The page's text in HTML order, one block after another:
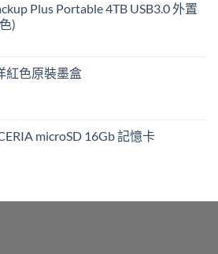
Plus Portable 4TB USB3.0 外置
)
紅色原裝墨盒
microSD 16Gb 記憶卡